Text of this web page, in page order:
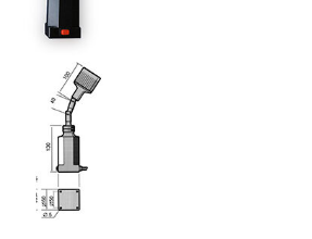
POUR HS SPOT – 20W